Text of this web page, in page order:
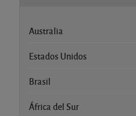
Australia
Estados Unidos
Brasil
África del Sur